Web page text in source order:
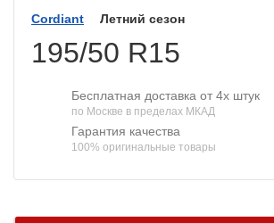
Cordiant Летний сезон
195/50 R15
Бесплатная доставка от 4х штук
по Москве в пределах МКАД
Гарантия качества
100% оригинальные товары